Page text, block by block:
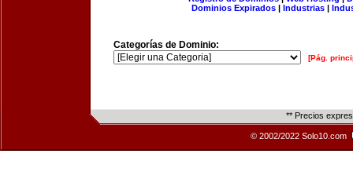
Dominios Expirados | Industrias |
Categorías de Dominio:
[Pág.
** Precios
© 2002/2022 Solo10.com